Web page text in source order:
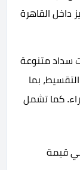
داخل القاهرة
سداد متنوعة
بما
كما تشمل
قيمة